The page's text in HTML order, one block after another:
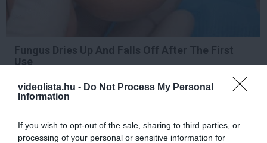
videolista.hu - Do Not Process My Personal
Information
If you wish to opt-out of the sale, sharing to third parties, or
processing of your personal or sensitive information for
Fungus Dries Up And Falls Off After The First
Use